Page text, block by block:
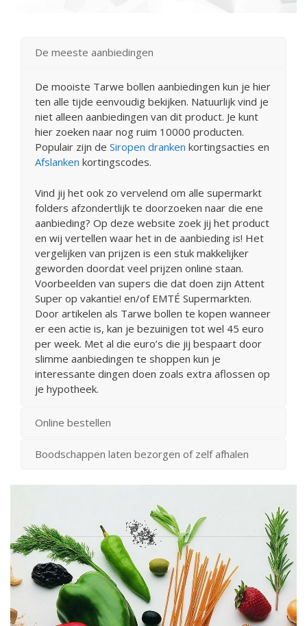
De meeste aanbiedingen
De mooiste Tarwe bollen aanbiedingen kun je hier
ten alle tijde eenvoudig bekijken. Natuurlijk vind je
niet alleen aanbiedingen van dit product. Je kunt
hier zoeken naar nog ruim 10000 producten.
Populair zijn de Siropen dranken kortingsacties en
Afslanken kortingscodes.
Vind jij het ook zo vervelend om alle supermarkt
folders afzondertlijk te doorzoeken naar die ene
aanbieding? Op deze website zoek jij het product
en wij vertellen waar het in de aanbieding is! Het
vergelijken van prijzen is een stuk makkelijker
geworden doordat veel prijzen online staan.
Voorbeelden van supers die dat doen zijn Attent
Super op vakantie! en/of EMTÉ Supermarkten.
Door artikelen als Tarwe bollen te kopen wanneer
er een actie is, kan je bezuinigen tot wel 45 euro
per week. Met al die euro’s die jij bespaart door
slimme aanbiedingen te shoppen kun je
interessante dingen doen zoals extra aflossen op
je hypotheek.
Online bestellen
Boodschappen laten bezorgen of zelf afhalen